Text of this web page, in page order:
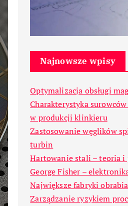
Najnowsze wpisy
Optymalizacja obsługi
Charakterystyka
w produkcji klinkieru
Zastosowanie węglików
turbin
Hartowanie stali – teoria i
George Fisher –
Największe fabryki
Zarządzanie ryzykiem